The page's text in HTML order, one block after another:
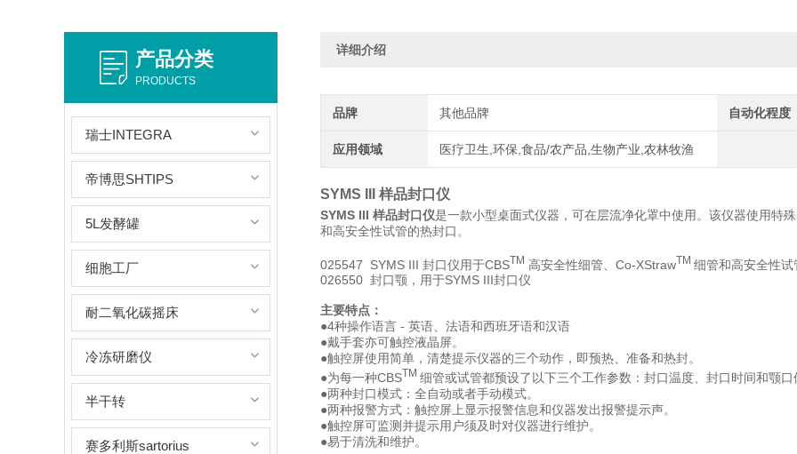
产品分类
PRODUCTS
瑞士INTEGRA
帝博思SHTIPS
5L发酵罐
细胞工厂
耐二氧化碳摇床
冷冻研磨仪
半干转
赛多利斯sartorius
详细介绍
品牌 其他品牌 自动化程度
应用领域 医疗卫生,环保,食品/农产品,生物产业,农林牧渔
SYMS III 样品封口仪
SYMS III 样品封口仪是一款小型桌面式仪器，可在层流净化罩中使用。该仪器使用特
和高安全性试管的热封口。
025547 SYMS III 封口仪用于CBSTM 高安全性细管、Co-XStrawTM 细管和高安全性试
026550 封口颚，用于SYMS III封口仪
主要特点：
●4种操作语言 - 英语、法语和西班牙语和汉语
●戴手套亦可触控液晶屏。
●触控屏使用简单，清楚提示仪器的三个动作，即预热、准备和热封。
●为每一种CBSTM 细管或试管都预设了以下三个工作参数：封口温度、封口时间和颚口
●两种封口模式：全自动或者手动模式。
●两种报警方式：触控屏上显示报警信息和仪器发出报警提示声。
●触控屏可监测并提示用户须及时对仪器进行维护。
●易于清洗和维护。